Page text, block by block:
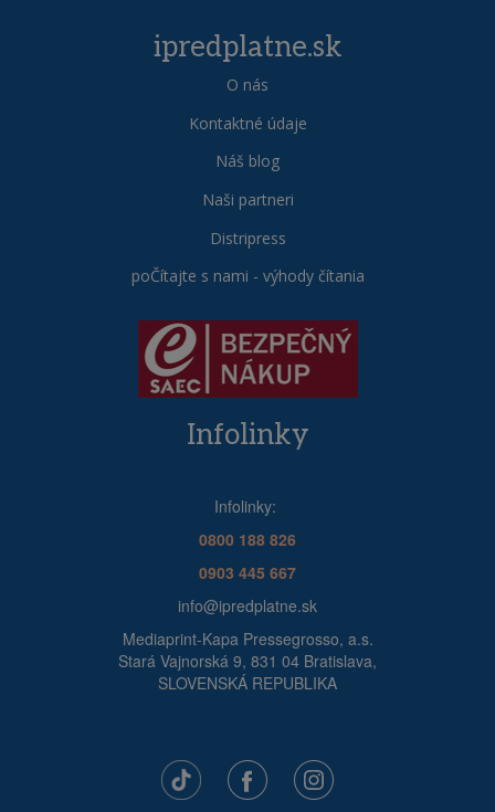
ipredplatne.sk
O nás
Kontaktné údaje
Náš blog
Naši partneri
Distripress
poČítajte s nami - výhody čítania
Infolinky
Infolinky:
0800 188 826
0903 445 667
info@ipredplatne.sk
Mediaprint-Kapa Pressegrosso, a.s.
Stará Vajnorská 9, 831 04 Bratislava,
SLOVENSKÁ REPUBLIKA